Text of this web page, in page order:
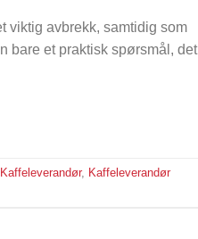
viktig avbrekk, samtidig som
bare et praktisk spørsmål, det
Kaffeleverandør, Kaffeleverandør